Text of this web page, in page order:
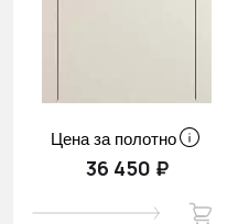
Цена за полотно
36 450 ₽